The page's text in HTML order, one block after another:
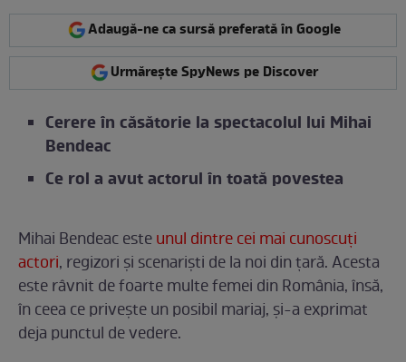
Adaugă-ne ca sursă preferată în Google
Urmărește SpyNews pe Discover
Cerere în căsătorie la spectacolul lui Mihai
Bendeac
Ce rol a avut actorul în toată povestea
Mihai Bendeac esteunul dintre cei mai cunoscuți
actori, regizori și scenariști de la noi din țară. Acesta
este râvnit de foarte multe femei din România, însă,
în ceea ce privește un posibil mariaj, și-a exprimat
deja punctul de vedere.